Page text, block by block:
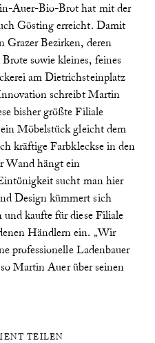
Auer-Bio-Brot hat mit der
Gösting erreicht. Damit
Grazer Bezirken, deren
sowie kleines, feines
am Dietrichsteinplatz
schreibt Martin
bisher größte Filiale
Möbelstück gleicht dem
kräftige Farbkleckse in den
Wand hängt ein
sucht man hier
Design kümmert sich
kaufte für diese Filiale
Händlern ein. „Wir
professionelle Ladenbauer
Martin Auer über seinen
TEILEN